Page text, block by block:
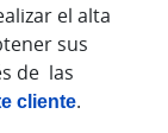
el alta
sus
de las
cliente.